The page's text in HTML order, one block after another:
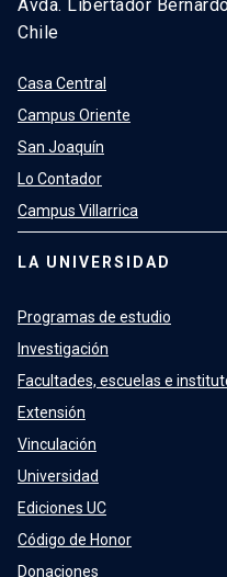
Avda. Libertador
Chile
Casa Central
Campus Oriente
San Joaquín
Lo Contador
Campus Villarrica
LA UNIVERSIDAD
Programas de estudio
Investigación
Facultades, escuelas e
Extensión
Vinculación
Universidad
Ediciones UC
Código de Honor
Donaciones